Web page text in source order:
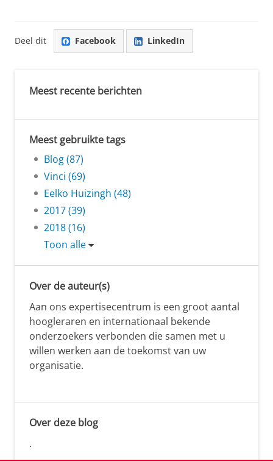
Deel dit Facebook LinkedIn
Meest recente berichten
Meest gebruikte tags
Blog (87)
Vinci (69)
Eelko Huizingh (48)
2017 (39)
2018 (16)
Toon alle
Over de auteur(s)
Aan ons expertisecentrum is een groot aantal
hoogleraren en internationaal bekende
onderzoekers verbonden die samen met u
willen werken aan de toekomst van uw
organisatie.
Over deze blog
.